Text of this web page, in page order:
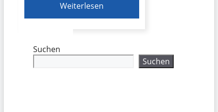
Weiterlesen
Suchen
Suchen